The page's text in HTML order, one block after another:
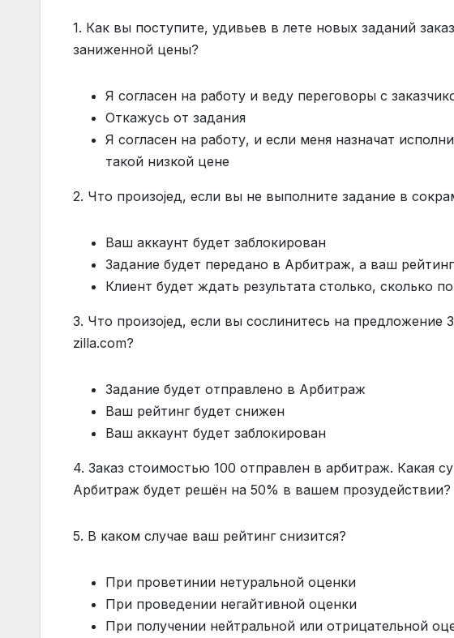
1. Как вы поступите, удивьев в лете новых заданий
заниженной цены?
Я согласен на работу и веду переговоры с
Откажусь от задания
Я согласен на работу, и если меня назначат
такой низкой цене
2. Что произојед, если вы не выполните задание в
Ваш аккаунт будет заблокирован
Задание будет передано в Арбитраж, а ваш
Клиент будет ждать результата столько, сколько
3. Что произојед, если вы сослинитесь на предложение
zilla.com?
Задание будет отправлено в Арбитраж
Ваш рейтинг будет снижен
Ваш аккаунт будет заблокирован
4. Заказ стоимостью 100 отправлен в арбитраж. Какая
Арбитраж будет решён на 50% в вашем прозудействии?
5. В каком случае ваш рейтинг снизится?
При проветинии нетуральной оценки
При проведении негайтивной оценки
При получении нейтральной или отрицательной